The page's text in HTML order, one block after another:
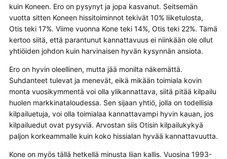
kuin Koneen. Ero on pysynyt ja jopa kasvanut. Seitsemän
vuotta sitten Koneen hissitoiminnot tekivät 10% liiketulosta,
Otis teki 17%. Viime vuonna Kone teki 14%, Otis teki 22%. Tämä
kertoo siitä, että parantunut kannattavuus ei niinkään ole ollut
yhtiöiden johdon kuin harvinaisen hyvän kysynnän ansiota.
Ero on hyvin oleellinen, mutta jää monilta näkemättä.
Suhdanteet tulevat ja menevät, eikä mikään toimiala kovin
monta vuosikymmentä voi olla ylikannattava, siitä pitää kilpailu
huolen markkinataloudessa. Sen sijaan yhtiö, jolla on todellisia
kilpailuetuja, voi olla toimialaa kannattavampi hyvin kauan, jos
kilpailuedut ovat pysyviä. Arvostan siis Otisin kilpailukykyä
paljon korkeammalle kuin koko hissialan hyvää kannattavuutta.
Kone on myös tällä hetkellä minusta liian kallis. Vuosina 1993-